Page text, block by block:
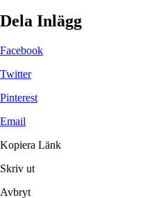
Dela Inlägg
Facebook
Twitter
Pinterest
Email
Kopiera Länk
Skriv ut
Avbryt